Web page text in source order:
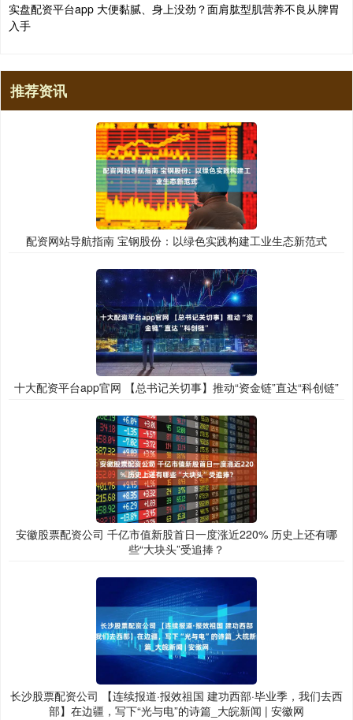
实盘配资平台app 大便黏腻、身上没劲？面肩肱型肌营养不良从脾胃
入手
推荐资讯
配资网站导航指南 宝钢股份：以绿色实践构建工业生态新范式
十大配资平台app官网 【总书记关切事】推动“资金链”直达“科创链”
安徽股票配资公司 千亿市值新股首日一度涨近220% 历史上还有哪
些“大块头”受追捧？
长沙股票配资公司 【连续报道·报效祖国 建功西部·毕业季，我们去西
部】在边疆，写下“光与电”的诗篇_大皖新闻 | 安徽网